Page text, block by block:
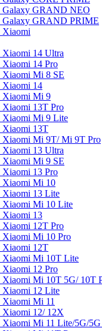
Galaxy GRAND NEO
Galaxy GRAND PRIME
Xiaomi
Xiaomi 14 Ultra
Xiaomi 14 Pro
Xiaomi Mi 8 SE
Xiaomi 14
Xiaomi Mi 9
Xiaomi 13T Pro
Xiaomi Mi 9 Lite
Xiaomi 13T
Xiaomi Mi 9T/ Mi 9T Pro
Xiaomi 13 Ultra
Xiaomi Mi 9 SE
Xiaomi 13 Pro
Xiaomi Mi 10
Xiaomi 13 Lite
Xiaomi Mi 10 Lite
Xiaomi 13
Xiaomi 12T Pro
Xiaomi Mi 10 Pro
Xiaomi 12T
Xiaomi Mi 10T Lite
Xiaomi 12 Pro
Xiaomi Mi 10T 5G/ 10T
Xiaomi 12 Lite
Xiaomi Mi 11
Xiaomi 12/ 12X
Xiaomi Mi 11 Lite/5G/